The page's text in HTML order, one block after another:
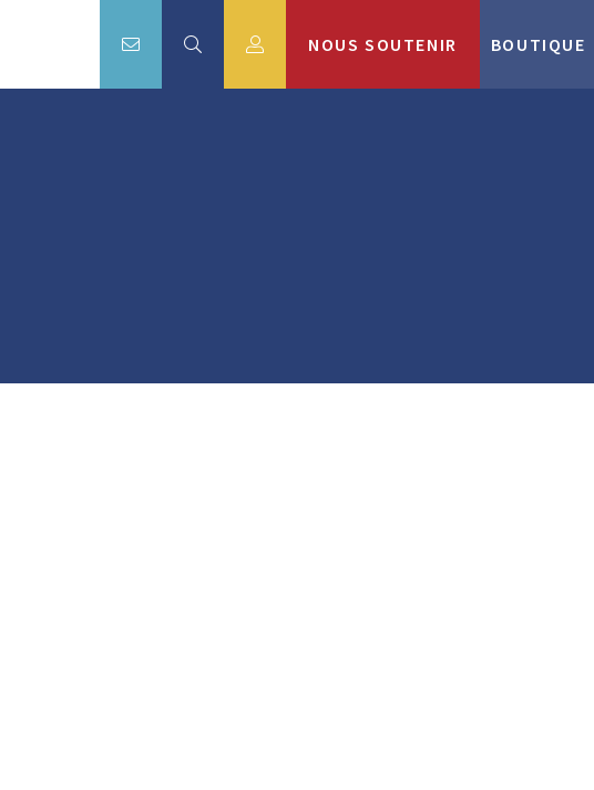
NOUS SOUTENIR BOUTIQUE